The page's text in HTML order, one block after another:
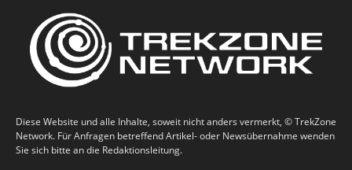
Diese Website und alle Inhalte, soweit nicht anders vermerkt, © TrekZone
Network. Für Anfragen betreffend Artikel- oder Newsübernahme wenden
Sie sich bitte an die Redaktionsleitung.